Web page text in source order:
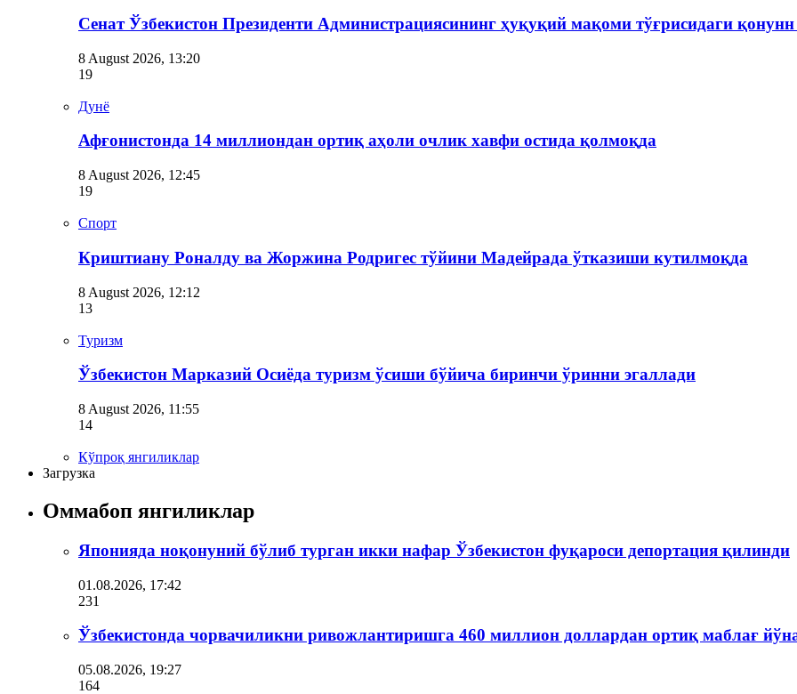
Сенат Ўзбекистон Президенти Администрациясининг ҳуқуқий мақоми тўғрисидаги
8 August 2026, 13:20
19
Дунё
Афғонистонда 14 миллиондан ортиқ аҳоли очлик хавфи остида қолмоқда
8 August 2026, 12:45
19
Спорт
Криштиану Роналду ва Жоржина Родригес тўйини Мадейрада ўтказиши кутилмоқда
8 August 2026, 12:12
13
Туризм
Ўзбекистон Марказий Осиёда туризм ўсиши бўйича биринчи ўринни эгаллади
8 August 2026, 11:55
14
Кўпроқ янгиликлар
Загрузка
Оммабоп янгиликлар
Японияда ноқонуний бўлиб турган икки нафар Ўзбекистон фуқароси депортация қилинди
01.08.2026, 17:42
231
Ўзбекистонда чорвачиликни ривожлантиришга 460 миллион доллардан ортиқ маблағ
05.08.2026, 19:27
164